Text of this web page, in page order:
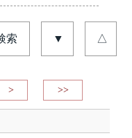
索 ▼ △
> >>